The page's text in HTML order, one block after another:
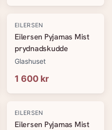
EILERSEN
Eilersen Pyjamas Mist
prydnadskudde
Glashuset
1 600 kr
EILERSEN
Eilersen Pyjamas Mist